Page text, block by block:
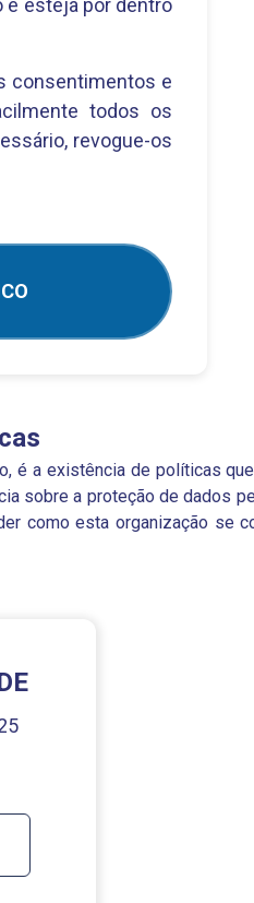
consentimentos e
todos os
revogue-os
é a existência de políticas
sobre a proteção de dados
como esta organização se